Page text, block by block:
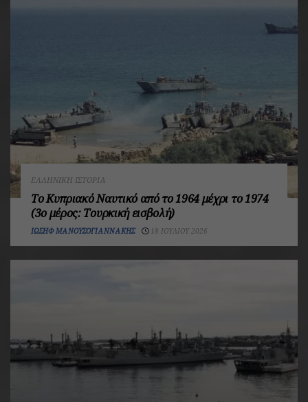
ΕΛΛΗΝΙΚΉ ΙΣΤΟΡΊΑ
Το Κυπριακό Ναυτικό από το 1964 μέχρι το 1974
(3ο μέρος: Τουρκική εισβολή)
ΙΩΣΉΦ ΜΑΝΟΥΣΟΓΙΑΝΝΆΚΗΣ 18 ΙΟΥΛΊΟΥ 2026